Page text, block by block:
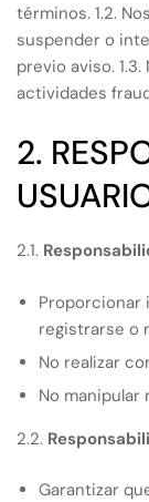
términos. 1.2.
suspender o
previo aviso.
actividades
2.
2.1.
Proporcionar
registrarse o
No realizar
No
2.2.
Garantizar